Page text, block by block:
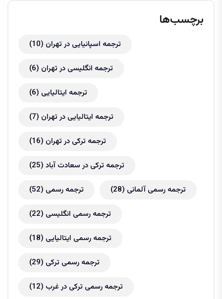
برچسب‌ها
ترجمه اسپانیایی در تهران (10)
ترجمه انگلیسی در تهران (6)
ترجمه ایتالیایی (6)
ترجمه ایتالیایی در تهران (7)
ترجمه ترکی در تهران (16)
ترجمه ترکی در سعادت آباد (25)
ترجمه رسمی (52) ترجمه رسمی آلمانی (28)
ترجمه رسمی انگلیسی (22)
ترجمه رسمی ایتالیایی (18)
ترجمه رسمی ترکی (29)
ترجمه رسمی ترکی در غرب (12)